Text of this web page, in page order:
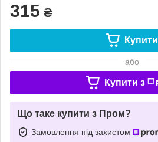
315 ₴
Купити
або
Купити з
Що таке купити з Пром?
Замовлення під захистом